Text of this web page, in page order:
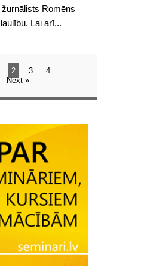
Romēns
Lai arī...
2 3 4
…
Next »